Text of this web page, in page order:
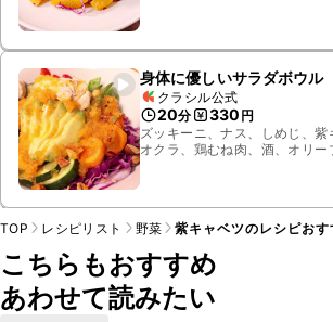
身体に優しいサラダボウル
クラシル公式
20分 330 円
ズッキーニ、ナス、しめじ、紫
オクラ、鶏むね肉、酒、オリ
TOP レシピリスト 野菜 紫キャベツのレシピお
こちらもおすすめ
あわせて読みたい